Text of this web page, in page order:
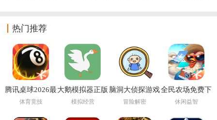
热门推荐
腾讯桌球2026最
新版
体育竞技
大鹅模拟器正版
免费下载手机版
模拟经营
脑洞大侦探游戏
下载
冒险解密
全民农场免费下
载最新版本
休闲益智